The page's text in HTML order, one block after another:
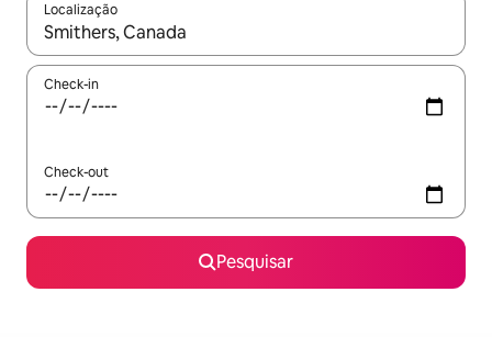
Localização
Quando os resultados estiverem disponíveis, navegue com
Check-in
Check-out
Pesquisar